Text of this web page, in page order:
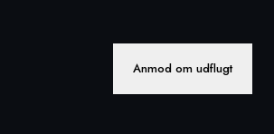
Anmod om udflugt